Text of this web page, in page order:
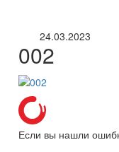
24.03.2023
002
Если вы нашли